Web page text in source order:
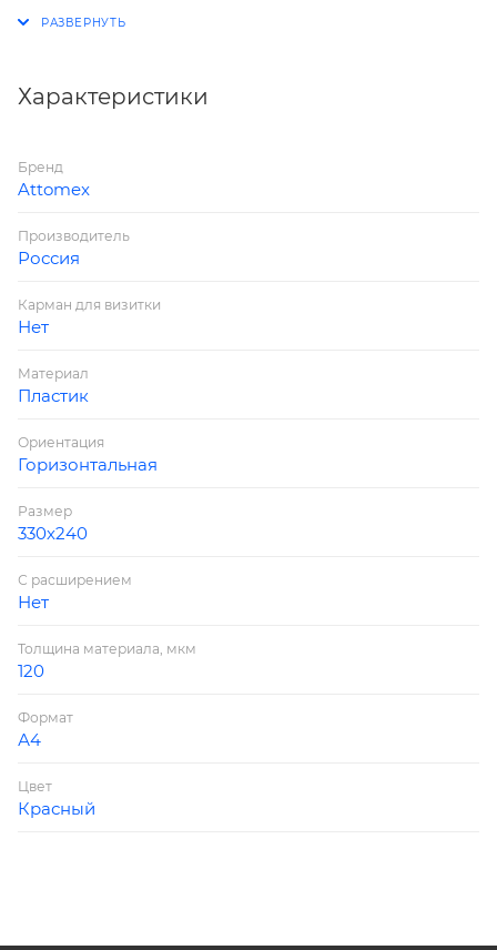
Производитель deVENTE
Характеристики
Бренд
Attomex
Производитель
Россия
Карман для визитки
Нет
Материал
Пластик
Ориентация
Горизонтальная
Размер
330х240
С расширением
Нет
Толщина материала, мкм
120
Формат
А4
Цвет
Красный